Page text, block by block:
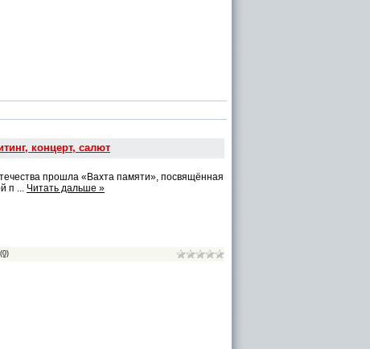
концерт, салют
прошла «Вахта памяти», посвящённая
п ... Читать дальше »